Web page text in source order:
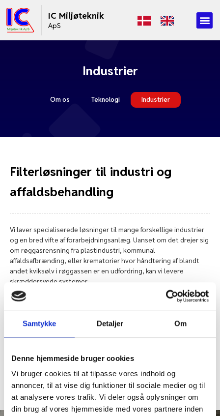
Samtykke Detaljer Om
Denne hjemmeside bruger cookies
Vi bruger cookies til at tilpasse vores indhold og
annoncer, til at vise dig funktioner til sociale medier og til
at analysere vores trafik. Vi deler også oplysninger om
din brug af vores hjemmeside med vores partnere inden
IC Miljøteknik
ApS
Industrier
Om os Teknologi Industrier
Filterløsninger til industri og
affaldsbehandling
Vi laver specialiserede løsninger til mange forskellige industrier
og en bred vifte af forarbejdningsanlæg. Uanset om det drejer sig
om røggasrensning fra plastindustri, kommunal
affaldsafbrænding, eller krematorier hvor håndtering af blandt
andet kviksølv i røggassen er en udfordring, kan vi levere
skræddersyede systemer.
Vi tilbyder også løsninger til fødevareindustrien, herunder
sukker- og foderproduktion – til både støvfjernelse og rensning
af røggasser. Vores filtre er designet til at sikre høj
driftssikkerhed og overholdelse af gældende miljøkrav.
Vores produkter